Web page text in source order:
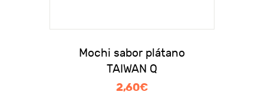
Mochi sabor plátano
TAIWAN Q
2,60€